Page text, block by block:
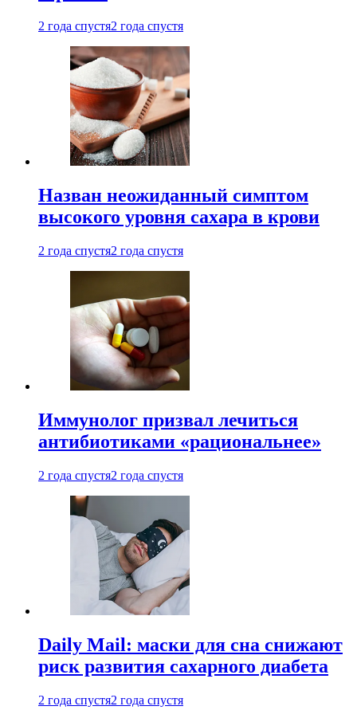
2 года спустя2 года спустя
Назван неожиданный симптом
высокого уровня сахара в крови
2 года спустя2 года спустя
Иммунолог призвал лечиться
антибиотиками «рациональнее»
2 года спустя2 года спустя
Daily Mail: маски для сна снижают
риск развития сахарного диабета
2 года спустя2 года спустя